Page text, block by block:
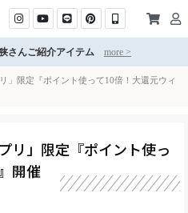
さんご紹介アイテム more >
」限定『ポイント使って10倍！大還元ウィ
リ」限定『ポイント使っ
開催